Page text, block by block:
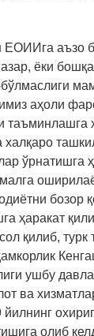
ЕОИИга аъзо
ёки
аҳоли
таъминлашга
халқаро
ўрнатишга
бозор
ҳаракат
қилиб, турк
ушбу
ва
олиб